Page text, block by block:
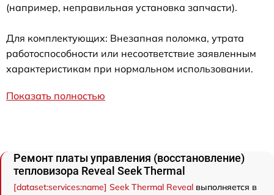
(например, неправильная установка запчасти).
Для комплектующих: Внезапная поломка, утрата
работоспособности или несоответствие заявленным
характеристикам при нормальном использовании.
Показать полностью
Ремонт платы управления (восстановление)
тепловизора Reveal Seek Thermal
[dataset:services:name] Seek Thermal Reveal выполняется в